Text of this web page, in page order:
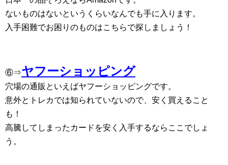
ないものはないというくらいなんでも手に入ります。
入手困難でお困りのものはこちらで探しましょう！
⑥⇒ヤフーショッピング
穴場の通販といえばヤフーショッピングです。
意外とトレカでは知られていないので、安く買えること
も！
高騰してしまったカードを安く入手するならここでしょ
う。